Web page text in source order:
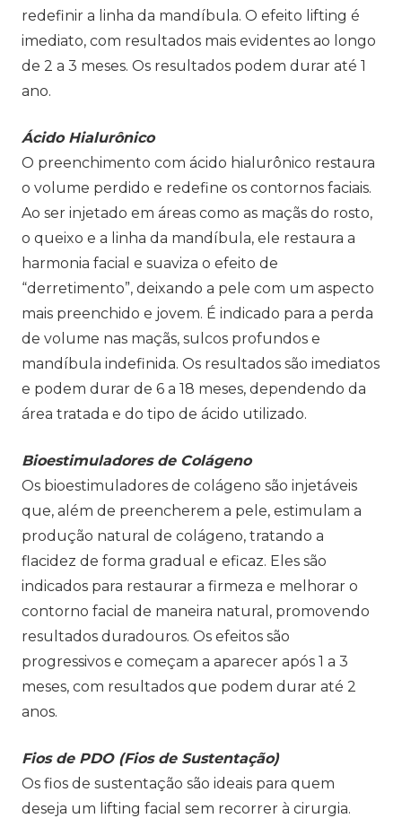
redefinir a linha da mandíbula. O efeito lifting é
imediato, com resultados mais evidentes ao longo
de 2 a 3 meses. Os resultados podem durar até 1
ano.
Ácido Hialurônico
O preenchimento com ácido hialurônico restaura
o volume perdido e redefine os contornos faciais.
Ao ser injetado em áreas como as maçãs do rosto,
o queixo e a linha da mandíbula, ele restaura a
harmonia facial e suaviza o efeito de
“derretimento”, deixando a pele com um aspecto
mais preenchido e jovem. É indicado para a perda
de volume nas maçãs, sulcos profundos e
mandíbula indefinida. Os resultados são imediatos
e podem durar de 6 a 18 meses, dependendo da
área tratada e do tipo de ácido utilizado.
Bioestimuladores de Colágeno
Os bioestimuladores de colágeno são injetáveis
que, além de preencherem a pele, estimulam a
produção natural de colágeno, tratando a
flacidez de forma gradual e eficaz. Eles são
indicados para restaurar a firmeza e melhorar o
contorno facial de maneira natural, promovendo
resultados duradouros. Os efeitos são
progressivos e começam a aparecer após 1 a 3
meses, com resultados que podem durar até 2
anos.
Fios de PDO (Fios de Sustentação)
Os fios de sustentação são ideais para quem
deseja um lifting facial sem recorrer à cirurgia.